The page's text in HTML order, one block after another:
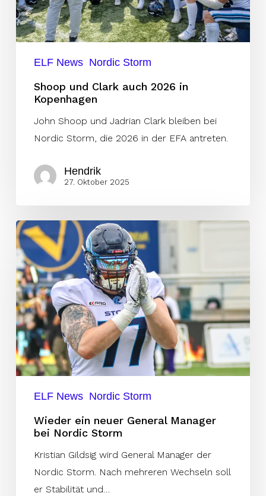
ELF News Nordic Storm
Shoop und Clark auch 2026 in
Kopenhagen
John Shoop und Jadrian Clark bleiben bei
Nordic Storm, die 2026 in der EFA antreten.
Hendrik
27. Oktober 2025
Wieder
ein
neuer
General
Manager
bei
Nordic
Storm
ELF News Nordic Storm
Wieder ein neuer General Manager
bei Nordic Storm
Kristian Gildsig wird General Manager der
Nordic Storm. Nach mehreren Wechseln soll
er Stabilität und…